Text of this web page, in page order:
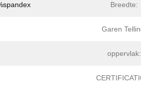
Breedte:
Garen
oppervlak: